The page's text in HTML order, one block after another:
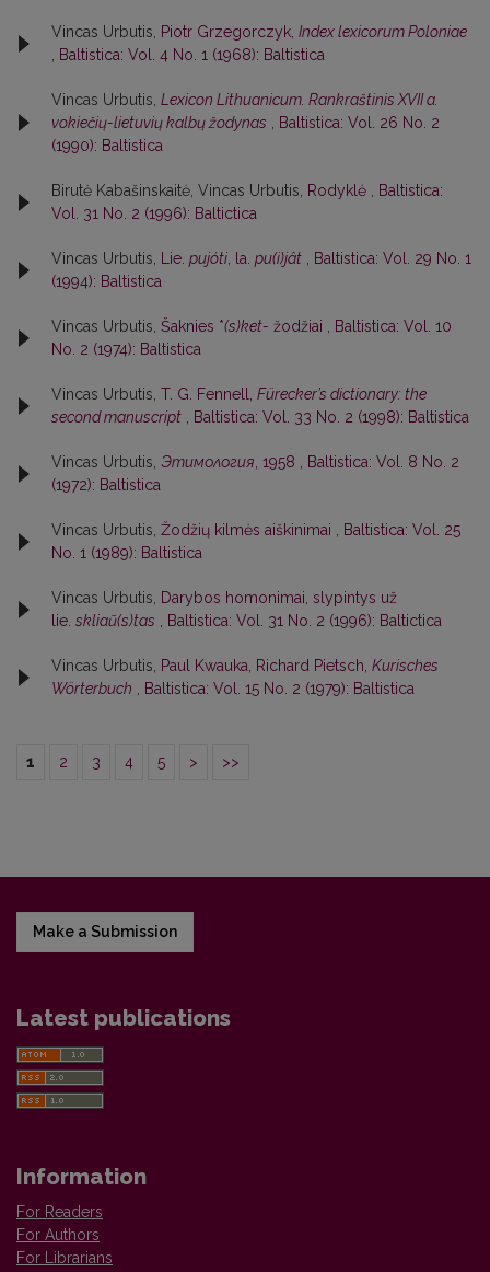
Vincas Urbutis, Piotr Grzegorczyk, Index lexicorum Poloniae
Baltistica: Vol. 4 No. 1 (1968): Baltistica
Vincas Urbutis, Lexicon Lithuanicum. Rankraštinis XVII a.
vokiečių-lietuvių kalbų žodynas
Baltistica: Vol. 26 No. 2
(1990): Baltistica
Birutė Kabašinskaitė, Vincas Urbutis, Rodyklė
Baltistica:
Vol. 31 No. 2 (1996): Baltictica
Vincas Urbutis, Lie. pujóti , la. pu(i)jât
Baltistica: Vol. 29 No. 1
(1994): Baltistica
Vincas Urbutis, Šaknies *(s)ket- žodžiai
Baltistica: Vol. 10
No. 2 (1974): Baltistica
Vincas Urbutis, T. G. Fennell, Fürecker’s dictionary: the
second manuscript
Baltistica: Vol. 33 No. 2 (1998): Baltistica
Vincas Urbutis, Этимология , 1958
Baltistica: Vol. 8 No. 2
(1972): Baltistica
Vincas Urbutis, Žodžių kilmės aiškinimai
Baltistica: Vol. 25
No. 1 (1989): Baltistica
Vincas Urbutis,
Darybos homonimai, slypintys už
lie. skliaũ(s)tas Baltistica: Vol. 31 No. 2 (1996): Baltictica
Vincas Urbutis, Paul Kwauka, Richard Pietsch, Kurisches
Wörterbuch
Baltistica: Vol. 15 No. 2 (1979): Baltistica
1 2 3 4 5 > >>
Make a Submission
Latest publications
Information
For Readers
For Authors
For Librarians